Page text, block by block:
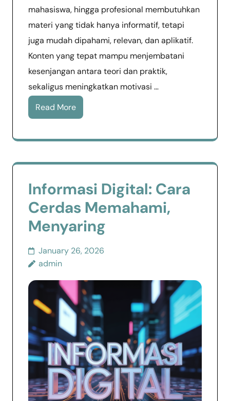
mahasiswa, hingga profesional membutuhkan
materi yang tidak hanya informatif, tetapi
juga mudah dipahami, relevan, dan aplikatif.
Konten yang tepat mampu menjembatani
kesenjangan antara teori dan praktik,
sekaligus meningkatkan motivasi …
Read More
Informasi Digital: Cara
Cerdas Memahami,
Menyaring
January 26, 2026
admin